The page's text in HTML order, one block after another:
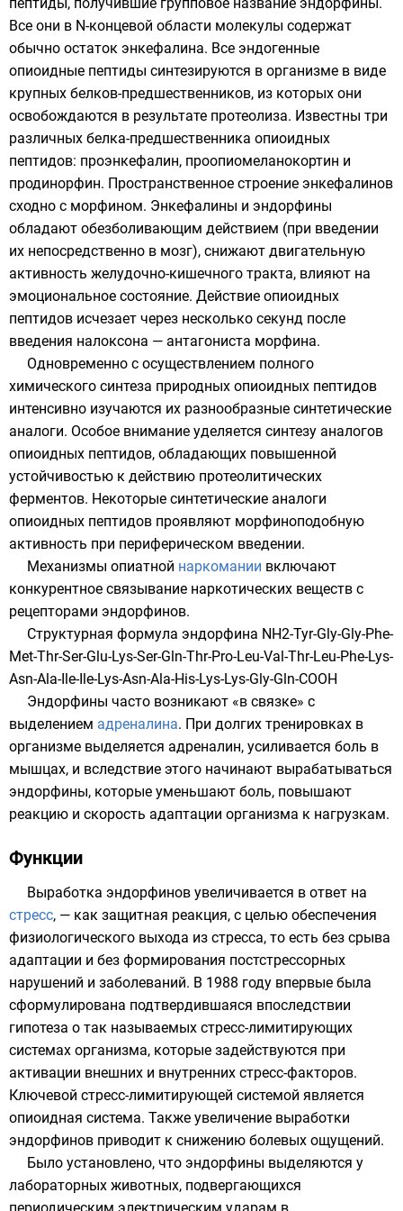
пептиды, получившие групповое название эндорфины.
Все они в N-концевой области молекулы содержат
обычно остаток энкефалина. Все эндогенные
опиоидные пептиды синтезируются в организме в виде
крупных белков-предшественников, из которых они
освобождаются в результате протеолиза. Известны три
различных белка-предшественника опиоидных
пептидов: проэнкефалин, проопиомеланокортин и
продинорфин. Пространственное строение энкефалинов
сходно с морфином. Энкефалины и эндорфины
обладают обезболивающим действием (при введении
их непосредственно в мозг), снижают двигательную
активность желудочно-кишечного тракта, влияют на
эмоциональное состояние. Действие опиоидных
пептидов исчезает через несколько секунд после
введения налоксона — антагониста морфина.
Одновременно с осуществлением полного
химического синтеза природных опиоидных пептидов
интенсивно изучаются их разнообразные синтетические
аналоги. Особое внимание уделяется синтезу аналогов
опиоидных пептидов, обладающих повышенной
устойчивостью к действию протеолитических
ферментов. Некоторые синтетические аналоги
опиоидных пептидов проявляют морфиноподобную
активность при периферическом введении.
Механизмы опиатной наркомании включают
конкурентное связывание наркотических веществ с
рецепторами эндорфинов.
Структурная формула эндорфина NH2-Tyr-Gly-Gly-Phe-
Met-Thr-Ser-Glu-Lys-Ser-Gln-Thr-Pro-Leu-Val -Thr-Leu-Phe-Lys-
Asn-Ala-Ile-Ile-Lys-Asn-Ala-His-Lys-Lys-Gly-Gln-COOH
Эндорфины часто возникают «в связке» с
выделением адреналина. При долгих тренировках в
организме выделяется адреналин, усиливается боль в
мышцах, и вследствие этого начинают вырабатываться
эндорфины, которые уменьшают боль, повышают
реакцию и скорость адаптации организма к нагрузкам.
Функции
Выработка эндорфинов увеличивается в ответ на
стресс, — как защитная реакция, с целью обеспечения
физиологического выхода из стресса, то есть без срыва
адаптации и без формирования постстрессорных
нарушений и заболеваний. В 1988 году впервые была
сформулирована подтвердившаяся впоследствии
гипотеза о так называемых стресс-лимитирующих
системах организма, которые задействуются при
активации внешних и внутренних стресс-факторов.
Ключевой стресс-лимитирующей системой является
опиоидная система. Также увеличение выработки
эндорфинов приводит к снижению болевых ощущений.
Было установлено, что эндорфины выделяются у
лабораторных животных, подвергающихся